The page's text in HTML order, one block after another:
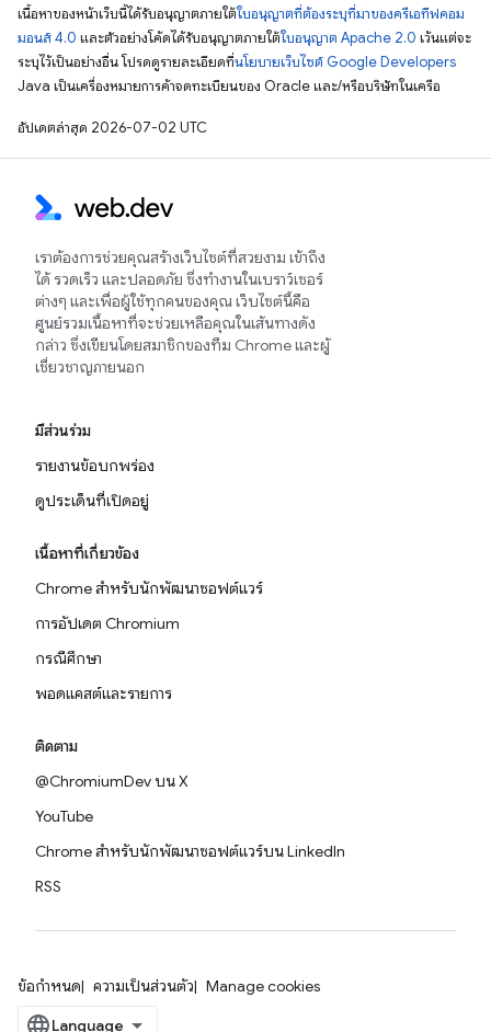
เนื้อหาของหน้าเว็บนี้ได้รับอนุญาตภายใต้ใบอนุญาตที่ต้องระบุที่มาของครีเอทีฟคอม
มอนส์ 4.0 และตัวอย่างโค้ดได้รับอนุญาตภายใต้ใบอนุญาต Apache 2.0 เว้นแต่จะ
ระบุไว้เป็นอย่างอื่น โปรดดูรายละเอียดที่นโยบายเว็บไซต์ Google Developers
Java เป็นเครื่องหมายการค้าจดทะเบียนของ Oracle และ/หรือบริษัทในเครือ
อัปเดตล่าสุด 2026-07-02 UTC
เราต้องการช่วยคุณสร้างเว็บไซต์ที่สวยงาม เข้าถึง
ได้ รวดเร็ว และปลอดภัย ซึ่งทำงานในเบราว์เซอร์
ต่างๆ และเพื่อผู้ใช้ทุกคนของคุณ เว็บไซต์นี้คือ
ศูนย์รวมเนื้อหาที่จะช่วยเหลือคุณในเส้นทางดัง
กล่าว ซึ่งเขียนโดยสมาชิกของทีม Chrome และผู้
เชี่ยวชาญภายนอก
มีส่วนร่วม
รายงานข้อบกพร่อง
ดูประเด็นที่เปิดอยู่
เนื้อหาที่เกี่ยวข้อง
Chrome สำหรับนักพัฒนาซอฟต์แวร์
การอัปเดต Chromium
กรณีศึกษา
พอดแคสต์และรายการ
ติดตาม
@ChromiumDev บน X
YouTube
Chrome สำหรับนักพัฒนาซอฟต์แวร์บน LinkedIn
RSS
ข้อกำหนด ความเป็นส่วนตัว Manage cookies